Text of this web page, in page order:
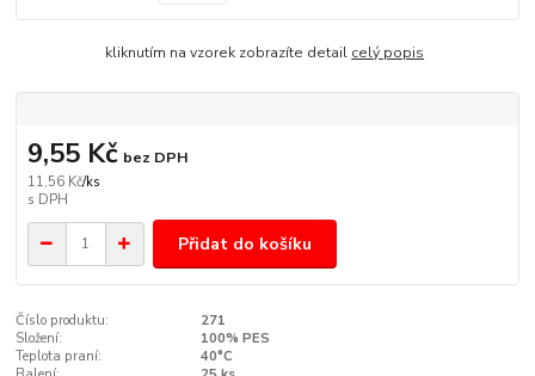
kliknutím na vzorek zobrazíte detail celý popis
11,56 Kč/ks
9,55 Kč bez DPH
Přidat do košíku
Číslo produktu:
271
Složení:
100% PES
Teplota praní:
40°C